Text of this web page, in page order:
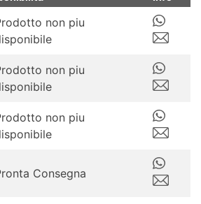
non piu
non piu
non piu
Consegna